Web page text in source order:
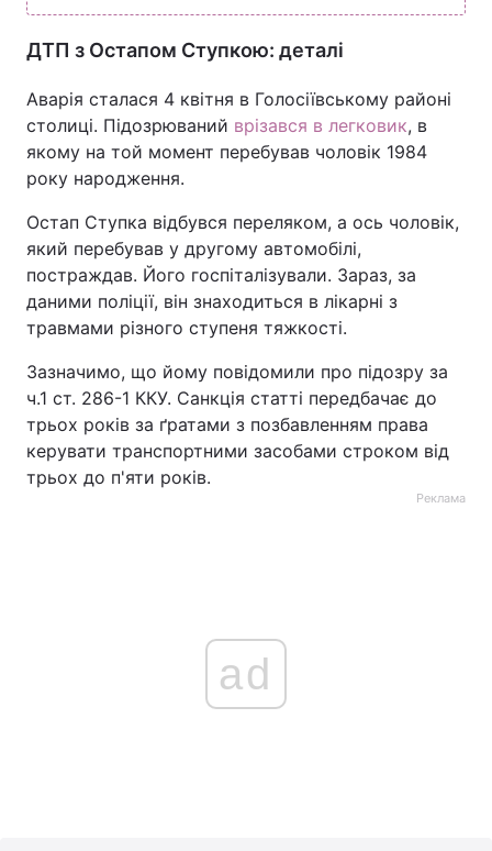
Тема оформлення
ДТП з Остапом Ступкою: деталі
Аварія сталася 4 квітня в Голосіївському районі
столиці. Підозрюваний врізався в легковик, в
якому на той момент перебував чоловік 1984
року народження.
Остап Ступка відбувся переляком, а ось чоловік,
який перебував у другому автомобілі,
постраждав. Його госпіталізували. Зараз, за
даними поліції, він знаходиться в лікарні з
травмами різного ступеня тяжкості.
Зазначимо, що йому повідомили про підозру за
ч.1 ст. 286-1 ККУ. Санкція статті передбачає до
трьох років за ґратами з позбавленням права
керувати транспортними засобами строком від
трьох до п'яти років.
Реклама
ad